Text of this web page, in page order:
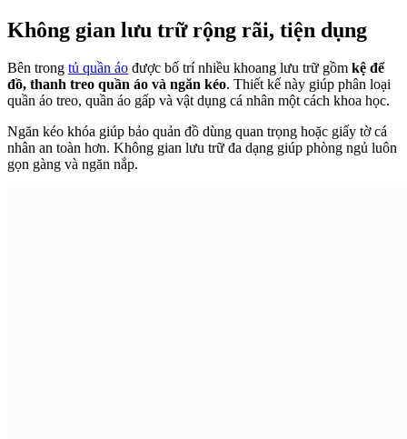
Không gian lưu trữ rộng rãi, tiện dụng
Bên trong tủ quần áo được bố trí nhiều khoang lưu trữ gồm kệ để
đồ, thanh treo quần áo và ngăn kéo. Thiết kế này giúp phân loại
quần áo treo, quần áo gấp và vật dụng cá nhân một cách khoa học.
Ngăn kéo khóa giúp bảo quản đồ dùng quan trọng hoặc giấy tờ cá
nhân an toàn hơn. Không gian lưu trữ đa dạng giúp phòng ngủ luôn
gọn gàng và ngăn nắp.